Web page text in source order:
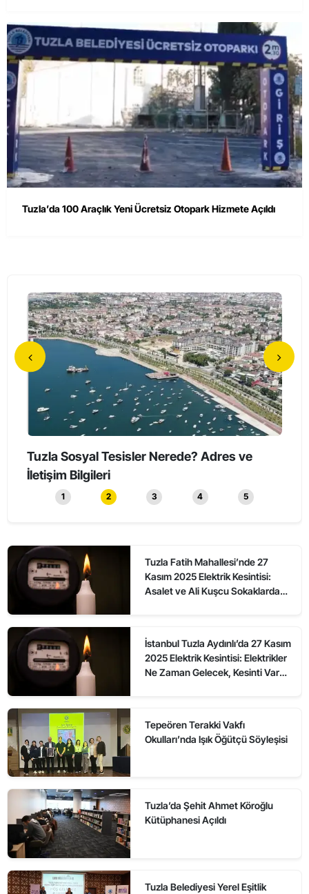
Tuzla’da 100 Araçlık Yeni Ücretsiz Otopark Hizmete Açıldı
Tuzla’da Erkeklerin Katıldığı Sessiz Yürüyüş
Düzenlendi
1 2 3 4 5
Tuzla Fatih Mahallesi’nde 27
Kasım 2025 Elektrik Kesintisi:
Asalet ve Ali Kuşcu Sokaklarda
İstanbul Tuzla Aydınlı’da 27 Kasım
2025 Elektrik Kesintisi: Elektrikler
Ne Zaman Gelecek, Kesinti Var
Tepeören Terakki Vakfı
Okulları’nda Işık Öğütçü Söyleşisi
Tuzla’da Şehit Ahmet Köroğlu
Kütüphanesi Açıldı
Tuzla Belediyesi Yerel Eşitlik